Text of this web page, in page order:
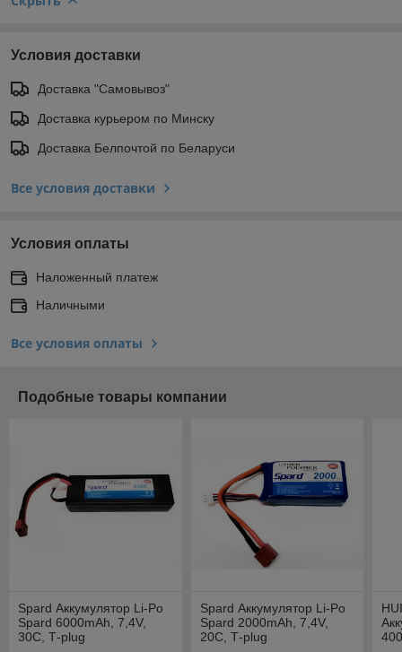
Условия доставки
Доставка "Самовывоз"
Доставка курьером по Минску
Доставка Белпочтой по Беларуси
Все условия доставки
Условия оплаты
Наложенный платеж
Наличными
Все условия оплаты
Подобные товары компании
Spard Аккумулятор Li-Po
Spard 6000mAh, 7,4V,
30C, T‐plug
Spard Аккумулятор Li-Po
Spard 2000mAh, 7,4V,
20C, T‐plug